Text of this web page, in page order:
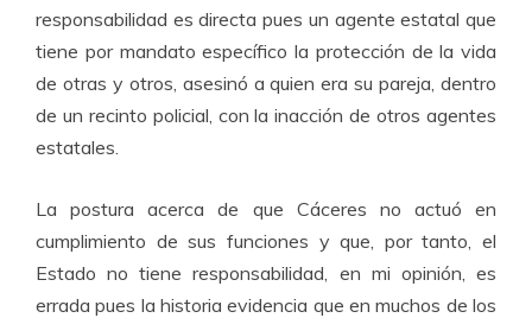
responsabilidad es directa pues un agente estatal que
tiene por mandato específico la protección de la vida
de otras y otros, asesinó a quien era su pareja, dentro
de un recinto policial, con la inacción de otros agentes
estatales.
La postura acerca de que Cáceres no actuó en
cumplimiento de sus funciones y que, por tanto, el
Estado no tiene responsabilidad, en mi opinión, es
errada pues la historia evidencia que en muchos de los